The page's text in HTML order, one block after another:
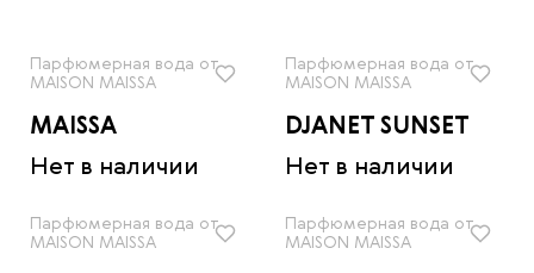
Парфюмерная вода от
MAISON MAISSA
MAISSA
Нет в наличии
Парфюмерная вода от
MAISON MAISSA
DJANET SUNSET
Нет в наличии
Парфюмерная вода от
MAISON MAISSA
Парфюмерная вода от
MAISON MAISSA